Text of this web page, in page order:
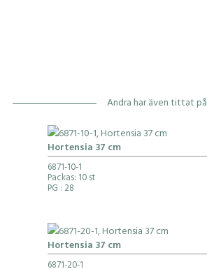
Andra har även tittat på
Hortensia 37 cm
6871-10-1
Packas: 10 st
PG : 28
Hortensia 37 cm